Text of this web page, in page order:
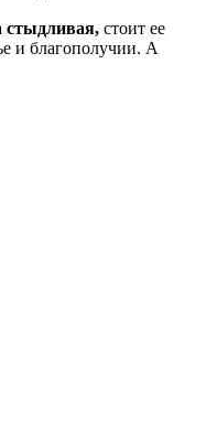
стыдливая, стоит ее
и благополучии. А